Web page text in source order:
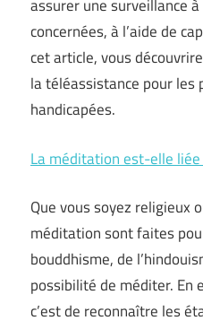
assurer une surveillance
concernées, à l’aide de
cet article, vous
la téléassistance pour les
handicapées.
La méditation est-elle
Que vous soyez religieux
méditation sont faites
bouddhisme, de
possibilité de méditer.
c’est de reconnaître les